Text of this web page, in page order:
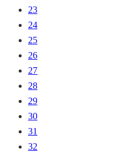
23
24
25
26
27
28
29
30
31
32